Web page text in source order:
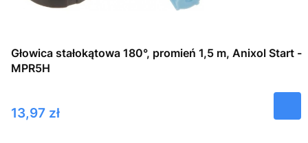
Głowica stałokątowa 180°, promień 1,5 m, Anixol Start -
MPR5H
Cena
13,97 zł